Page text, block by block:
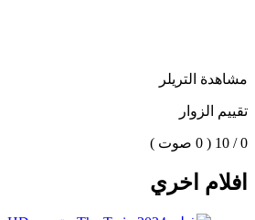
مشاهدة التريلر
تقييم الزوار
0 / 10 ( 0 صوت )
افلام اخري